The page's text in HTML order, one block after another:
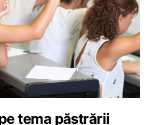
tema păstrării